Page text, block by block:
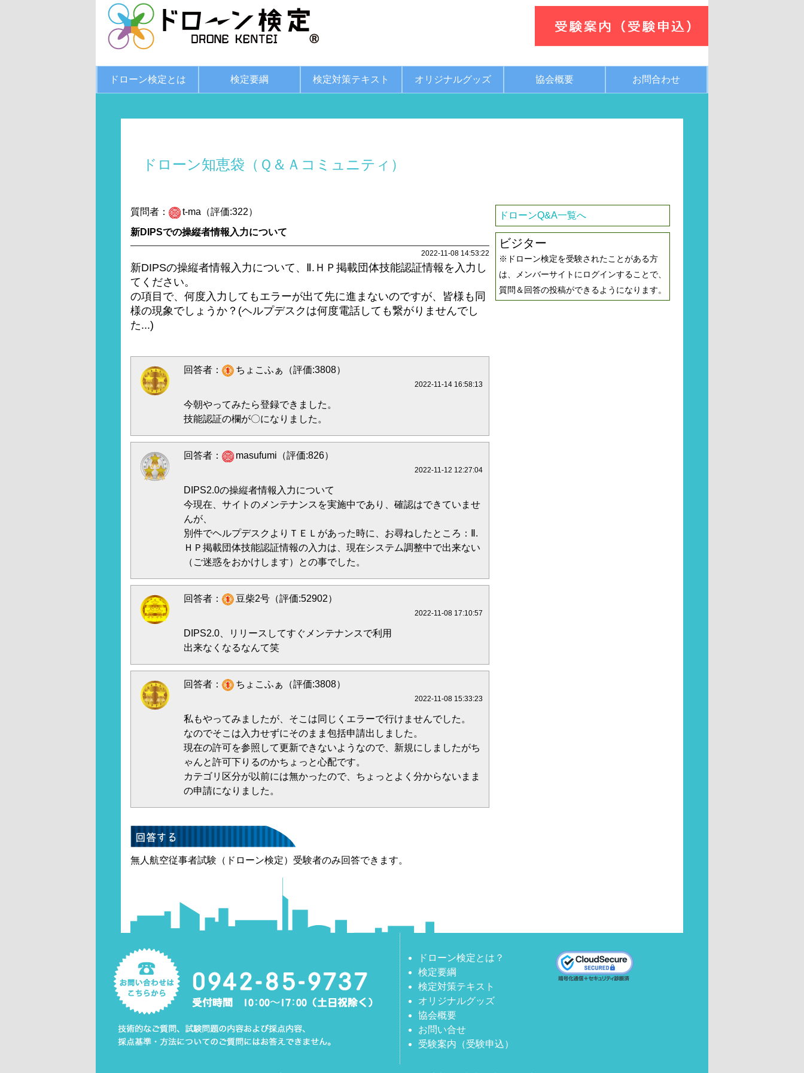
ドローン検定とは 検定要綱 検定対策テキスト オリジナルグッズ 協会概要 お問合わせ
ドローン知恵袋（Ｑ＆Ａコミュニティ）
質問者：
t-ma（評価:322）
新DIPSでの操縦者情報入力について
2022-11-08 14:53:22
新DIPSの操縦者情報入力について、Ⅱ.ＨＰ掲載団体技能認証情報を入力し
てください。
の項目で、何度入力してもエラーが出て先に進まないのですが、皆様も同
様の現象でしょうか？(ヘルプデスクは何度電話しても繋がりませんでし
た...)
回答者： ちょこふぁ（評価:3808）
2022-11-14 16:58:13
今朝やってみたら登録できました。
技能認証の欄が〇になりました。
回答者： masufumi（評価:826）
2022-11-12 12:27:04
DIPS2.0の操縦者情報入力について
今現在、サイトのメンテナンスを実施中であり、確認はできていませ
んが、
別件でヘルプデスクよりＴＥＬがあった時に、お尋ねしたところ：Ⅱ.
ＨＰ掲載団体技能認証情報の入力は、現在システム調整中で出来ない
（ご迷惑をおかけします）との事でした。
回答者： 豆柴2号（評価:52902）
2022-11-08 17:10:57
DIPS2.0、リリースしてすぐメンテナンスで利用
出来なくなるなんて笑
回答者： ちょこふぁ（評価:3808）
2022-11-08 15:33:23
私もやってみましたが、そこは同じくエラーで行けませんでした。
なのでそこは入力せずにそのまま包括申請出しました。
現在の許可を参照して更新できないようなので、新規にしましたがち
ゃんと許可下りるのかちょっと心配です。
カテゴリ区分が以前には無かったので、ちょっとよく分からないまま
の申請になりました。
無人航空従事者試験（ドローン検定）受験者のみ回答できます。
ドローンQ&A一覧へ
ビジター
※ドローン検定を受験されたことがある方
は、メンバーサイトにログインすることで、
質問＆回答の投稿ができるようになります。
ドローン検定とは？
検定要綱
検定対策テキスト
オリジナルグッズ
協会概要
お問い合せ
受験案内（受験申込）